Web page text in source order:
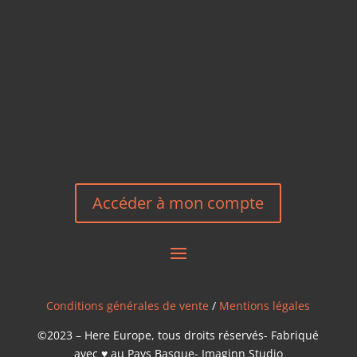
Accéder à mon compte
Conditions générales de vente / Mentions légales
©2023 – Here Europe, tous droits réservés- Fabriqué
avec ♥ au Pays Basque- Imaginn Studio